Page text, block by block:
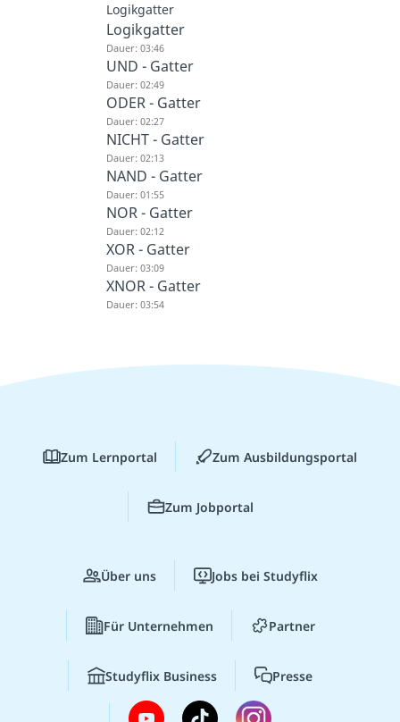
Logikgatter
Logikgatter
Dauer: 03:46
UND - Gatter
Dauer: 02:49
ODER - Gatter
Dauer: 02:27
NICHT - Gatter
Dauer: 02:13
NAND - Gatter
Dauer: 01:55
NOR - Gatter
Dauer: 02:12
XOR - Gatter
Dauer: 03:09
XNOR - Gatter
Dauer: 03:54
Zum Lernportal Zum Ausbildungsportal
Zum Jobportal
Über uns Jobs bei Studyflix
Für Unternehmen Partner
Studyflix Business Presse